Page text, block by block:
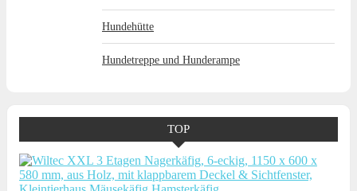
Hundehütte
Hundetreppe und Hunderampe
TOP